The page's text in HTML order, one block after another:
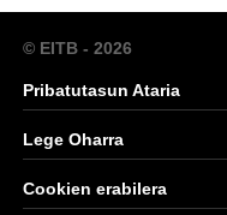
© EITB - 2026
Pribatutasun Ataria
Lege Oharra
Cookien erabilera